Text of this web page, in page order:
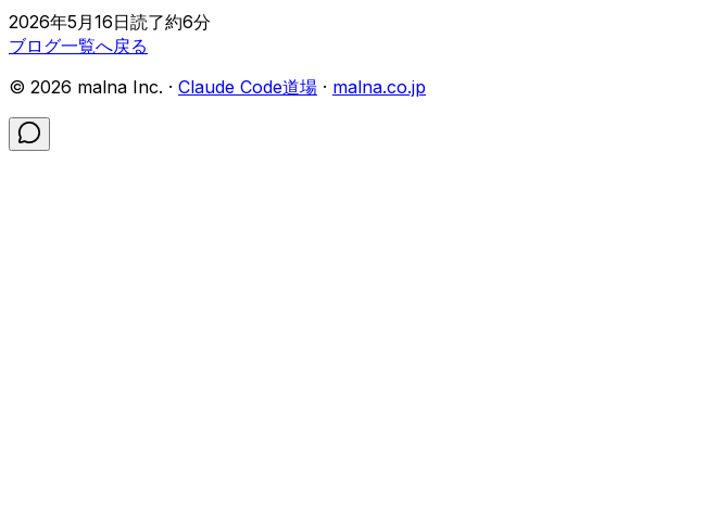
2026年5月16日読了約6分
ブログ一覧へ戻る
© 2026 malna Inc. · Claude Code道場 · malna.co.jp